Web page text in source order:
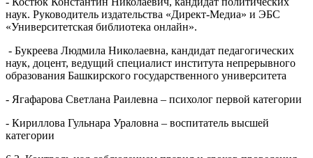
- Костюк Константин Николаевич, кандидат политических
наук. Руководитель издательства «Директ-Медиа» и ЭБС
«Университетская библиотека онлайн».
- Букреева Людмила Николаевна, кандидат педагогических
наук, доцент, ведущий специалист института непрерывного
образования Башкирского государственного университета
- Ягафарова Светлана Раилевна – психолог первой категории
- Кириллова Гульнара Ураловна – воспитатель высшей
категории